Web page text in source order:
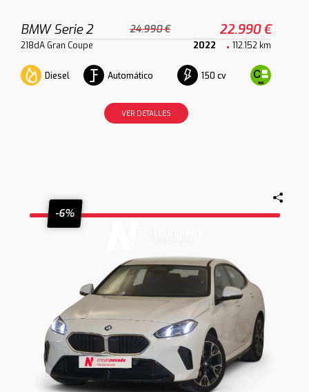
BMW Serie 2 24.990 € 22.990 €
218dA Gran Coupe 2022 112.152 km
Diesel Automático 150 cv
VER DETALLES
-6%